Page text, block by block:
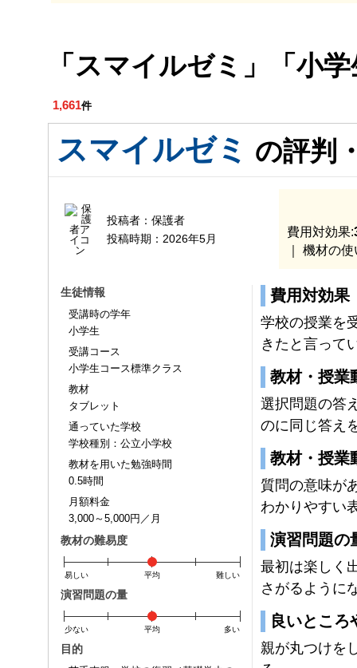
「スマイルゼミ」「小
1,661件
スマイルゼミ の評判
投稿者： 保護者
投稿時期： 2026年5月 費用対効果:
｜ 機材の
生徒情報
受講時の学年
小学生
受講コース
小学生コース標準クラス
教材
タブレット
通っていた学校
学校種別：公立小学校
教材を用いた勉強時間
0.5時間
月額料金
3,000～5,000円／月
教材の難易度
易しい 平均 難しい
演習問題の量
少ない 平均 多い
目的
費用対効果
学校の授業を
きたと言って
教材・授業
選択問題の答
のに同じ答え
教材・授業
質問の意味が
わかりやすい
演習問題の
最初は楽しく
さがるように
良いところ
親が丸つけを